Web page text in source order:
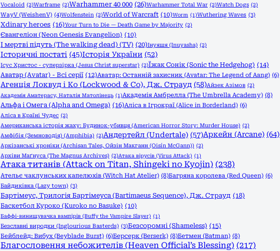
Vocaloid (2)Warframe (2)Warhammer 40 000 (26)Warhammer Total War (2)Watch Dogs (2)
WayV (WeishenV) (4)Wolfenstein (2)World of Warcraft (10)Worm (1)Wuthering Waves (3)
Xdinary heroes (16)Your Turn to Die — Death Game by Majority (2)
Євангеліон (Neon Genesis Evangelion) (10)
І мертві підуть (The walking dead) (TV) (20)Інуяшя (Inuyasha) (2)
Історичні постаті (45)Історія України (52)
Ісус Христос - суперзірка (Jesus Christ superstar) (2)Їжак Сонік (Sonic the Hedgehog) (14)
Аватар (Avatar) - Всі серії (12)Аватар: Останній захисник (Avatar: The Legend of Aang) (6)
Агенція Локвуд і Кo (Lockwood & Co), Дж. Страуд (58)Айзек Азімов (2)
Академія Аматерасу, Наталія Матолінець (1)Академія Амбрелла (The Umbrella Academy) (8)
Альфа і Омега (Alpha and Omega) (16)Аліса в Ігрокраї (Alice in Borderland) (6)
Аліса в Країні Чудес (2)
Американська історія жаху: Будинок-убивця (American Horror Story: Murder House) (2)
Амфібія (Земноводія) (Amphibia) (2)Андертейл (Undertale) (57)Аркейн (Arcane) (64)
Аркізанські хроніки (Archisan Tales, Ойзін Макганн (Oisín McGann)) (2)
Архіви Маґнуса (The Magnus Archives) (2)Атака вірусів (Virus Attack) (1)
Атака титанів (Attack on Titan, Shingeki no Kyojin) (238)
Ательє чаклунських капелюхів (Witch Hat Atelier) (8)Багряна королева (Red Queen) (6)
Байдиківка (Lazy town) (3)
Бартімеус, Трилогія Бартімеуса (Bartimaeus Sequence), Дж. Страуд (18)
Баскетбол Куроко (Kuroko no Basuke) (10)
Баффі-винищувачка вампірів (Buffy the Vampire Slayer) (1)
Безславні виродки (Inglourious Basterds) (3)Безсоромні (Shameless) (15)
Бейблейд: Вибух (Beyblade Burst) (6)Берсерк (Berserk) (8)Бетмен (Batman) (8)
Благословення небожителів (Heaven Official’s Blessing) (217)